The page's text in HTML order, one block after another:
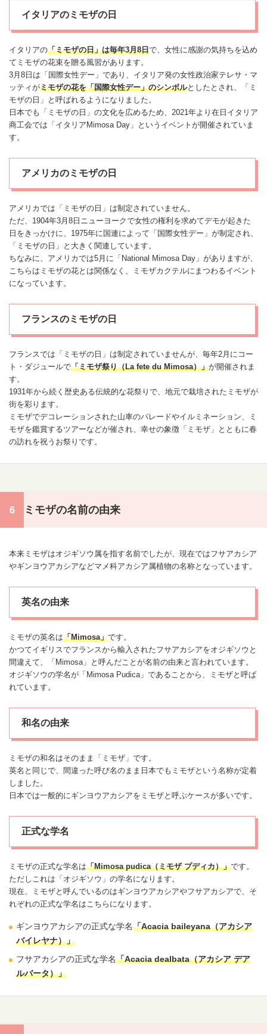
イタリアのミモザの日
イタリアの「ミモザの日」は毎年3月8日で、女性に感謝の気持ちを込め
てミモザの花束を贈る風習があります。
3月8日は「国際女性デー」であり、イタリア発の女性政治家テレサ・マ
ッティがミモザの花を「国際女性デー」のシンボルとしたとされ、「ミ
モザの日」と呼ばれるようになりました。
日本でも「ミモザの日」の文化を広めるため、2021年より在日イタリア
商工会では「イタリアMimosa Day」というイベントが開催されていま
す。
アメリカのミモザの日
アメリカでは「ミモザの日」は制定されていません。
ただ、1904年3月8日ニューヨークで女性の権利を求めてデモが起きた
日をきっかけに、1975年に国連によって「国際女性デー」が制定され、
「ミモザの日」と大きく関連しています。
ちなみに、アメリカでは5月に「National Mimosa Day」がありますが、
こちらはミモザの花とは関係なく、ミモザカクテルにまつわるイベント
になっています。
フランスのミモザの日
フランスでは「ミモザの日」は制定されていませんが、毎年2月にコー
ト・ダジュールで「ミモザ祭り（La fete du Mimosa）」が開催されま
す。
1931年から続く歴史ある伝統的な花祭りで、地元で栽培されたミモザが
街を彩ります。
ミモザでデコレーションされた山車のパレードやイルミネーション、ミ
モザを鑑賞するツアーなどが催され、 幸せの象徴「ミモザ」とともに春
の訪れを祝うお祭りです。
ミモザの名前の由来
本来ミモザはオジギソウ 属を指す名前でしたが、現在ではフサアカシア
やギンヨウアカシアなどマメ科アカシア属植物の名称となっています。
英名の由来
ミモザの英名は「Mimosa」です。
かつてイギリスでフランスから輸入されたフサアカシアをオジギソウ と
間違えて、「Mimosa」と呼んだことが名前の由来と言われています。
オジギソウの学名が「Mimosa Pudica」であることから、ミモザと呼ば
れています。
和名の由来
ミモザの和名はそのまま「ミモザ」です。
英名と同じで、間違った呼び名のまま日本でもミモザという名称が定着
しました。
日本では一般的にギンヨウアカシアをミモザと呼ぶケースが多いです。
正式な学名
ミモザの正式な学名は「Mimosa pudica（ミモザ プディカ）」です。
ただしこれは「 オジギソウ 」の学名になります。
現在、ミモザと呼んでいるのはギンヨウアカシアやフサアカシアで、そ
れぞれの正式な学名はこちらになります。
ギンヨウアカシアの正式な学名「Acacia baileyana（アカシア
バイレヤナ）」
フサアカシアの正式な学名「Acacia dealbata（アカシア デア
ルバータ）」